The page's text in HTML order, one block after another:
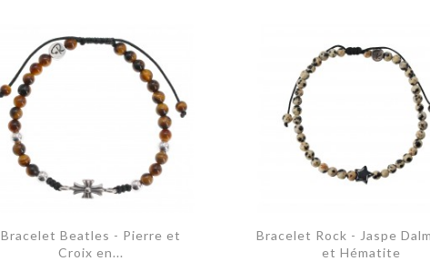
Bracelet Beatles - Pierre et
Croix en...
Bracelet Rock - Jaspe
et Hématite